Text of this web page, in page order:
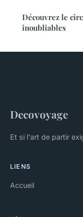
Découvrez le
inoubliables
Decovoyage
Et si l'art de partir
LIENS
Accueil